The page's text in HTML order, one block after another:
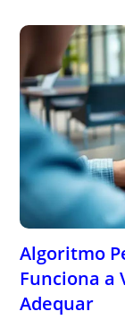
Algoritmo
Funciona a
Adequar